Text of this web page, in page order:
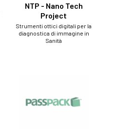
NTP - Nano Tech
Project
Strumenti ottici digitali per la
diagnostica di immagine in
Sanità